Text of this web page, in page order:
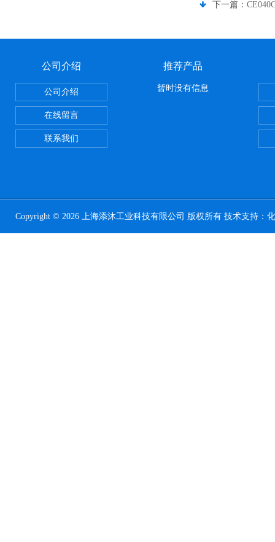
下一篇：
公司介绍
公司介绍
在线留言
联系我们
推荐产品
暂时没有信息
Copyright © 2026 上海添沐工业科技有限公司 版权所有 技术支持：